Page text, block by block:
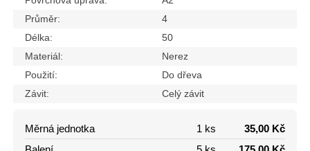
Průměr:
4
Délka:
50
Materiál:
Nerez
Použití:
Do dřeva
Závit:
Celý závit
Měrná jednotka 1 ks
35,00 Kč